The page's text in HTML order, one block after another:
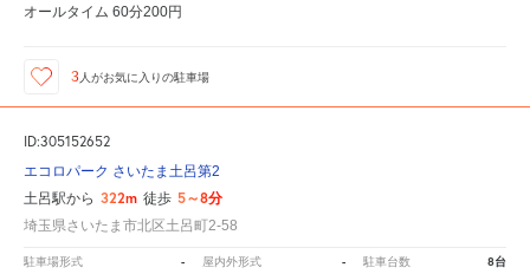
オールタイム 60分200円
3 人がお気に入りの駐車場
ID:305152652
エコロパーク さいたま土呂第2
土呂駅から 322m 徒歩 5～8分
埼玉県さいたま市北区土呂町2-58
駐車場形式 - 屋内外形式 - 駐車台数 8台